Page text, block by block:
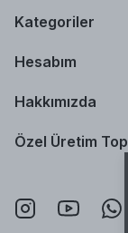
Kategoriler
Hesabım
Hakkımızda
Özel Üretim